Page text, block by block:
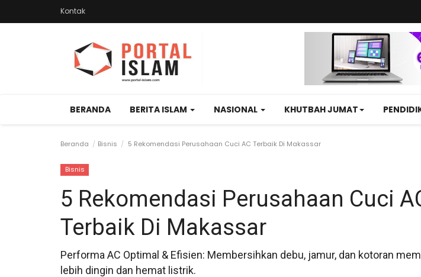
Kontak
BERANDA BERITA ISLAM NASIONAL KHUTBAH JUMAT
Beranda Bisnis 5 Rekomendasi Perusahaan Cuci AC Terbaik Di Makassar
Bisnis
5 Rekomendasi Perusahaan Cuci
Terbaik Di Makassar
Performa AC Optimal & Efisien: Membersihkan debu, jamur, dan kotoran
lebih dingin dan hemat listrik.